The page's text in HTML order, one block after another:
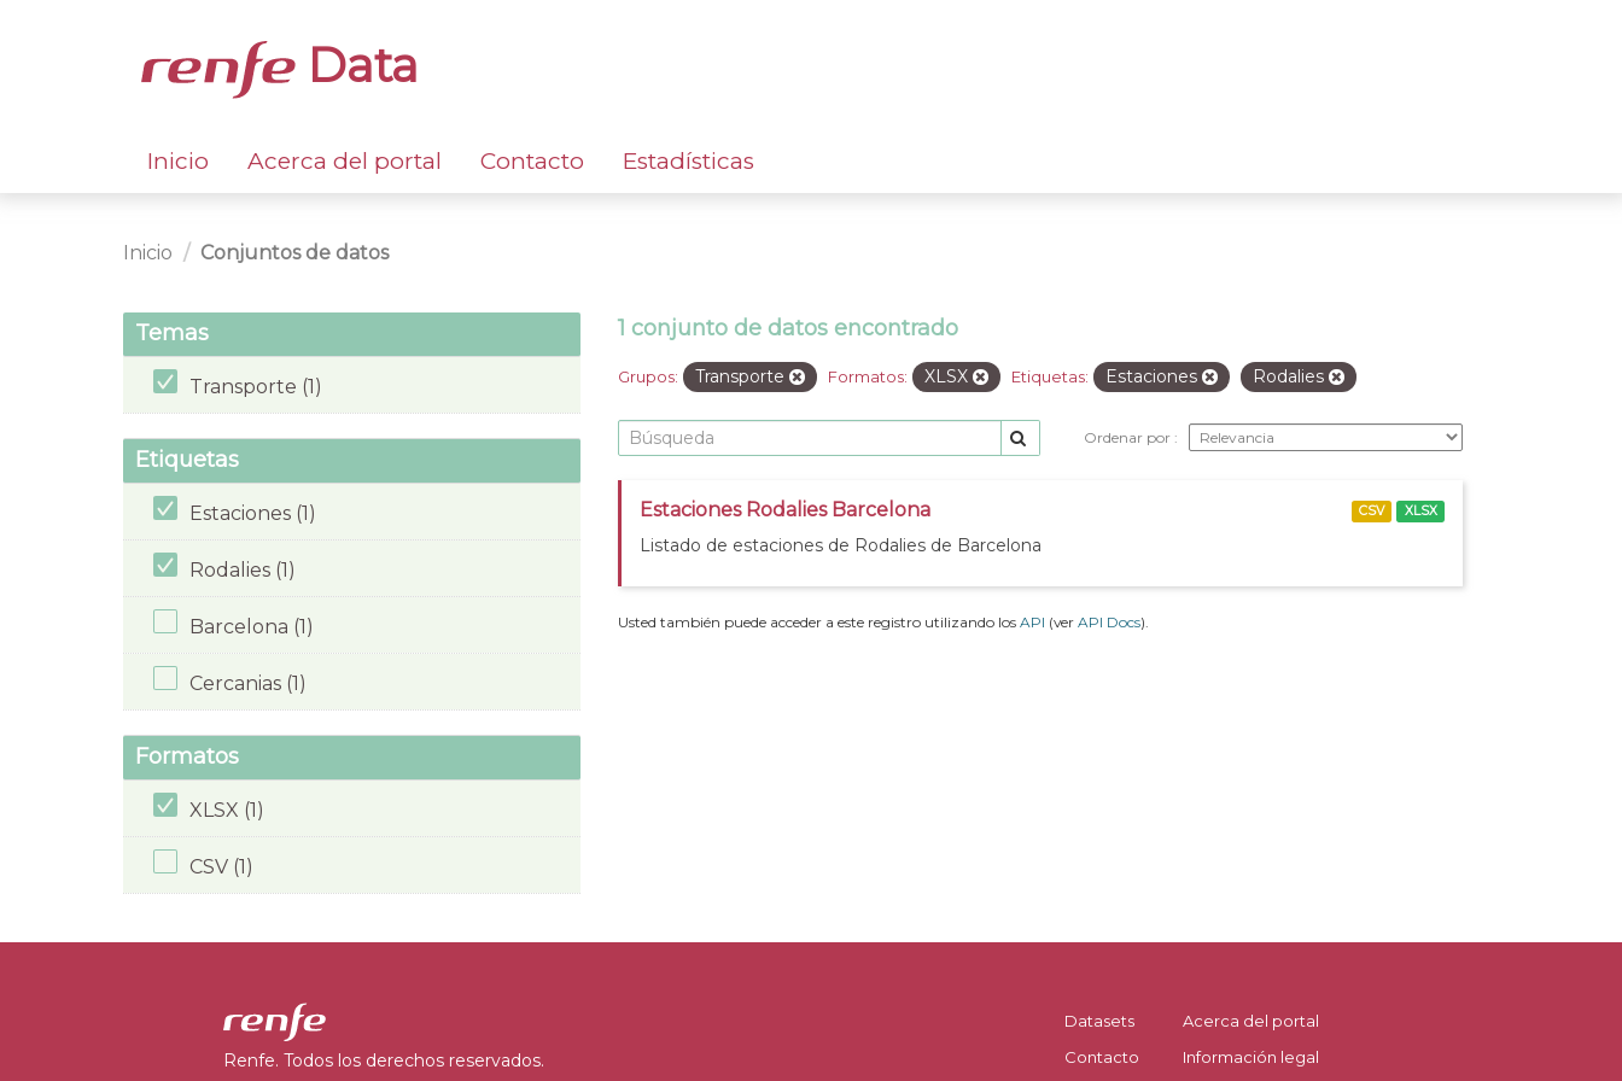
Data
Inicio Acerca del portal Contacto Estadísticas
Inicio Conjuntos de datos
Temas
Transporte (1)
Etiquetas
Estaciones (1)
Rodalies (1)
Barcelona (1)
Cercanias (1)
Formatos
XLSX (1)
CSV (1)
1 conjunto de datos encontrado
Grupos: Transporte Formatos: XLSX Etiquetas: Estaciones Rodalies
Ordenar por
Estaciones Rodalies Barcelona
Listado de estaciones de Rodalies de Barcelona
CSV XLSX
Usted también puede acceder a este registro utilizando los API (ver API Docs).
Renfe. Todos los derechos reservados.
Datasets
Contacto
Acerca del portal
Información legal